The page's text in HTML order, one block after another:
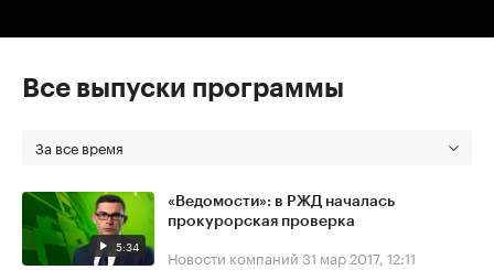
Все выпуски программы
За все время
5:34
«Ведомости»: в РЖД началась
прокурорская проверка
Новости компаний 31 мар 2017, 12:11